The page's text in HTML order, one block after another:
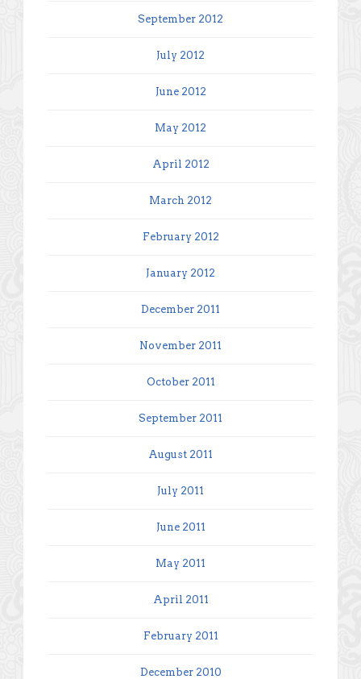
September 2012
July 2012
June 2012
May 2012
April 2012
March 2012
February 2012
January 2012
December 2011
November 2011
October 2011
September 2011
August 2011
July 2011
June 2011
May 2011
April 2011
February 2011
December 2010